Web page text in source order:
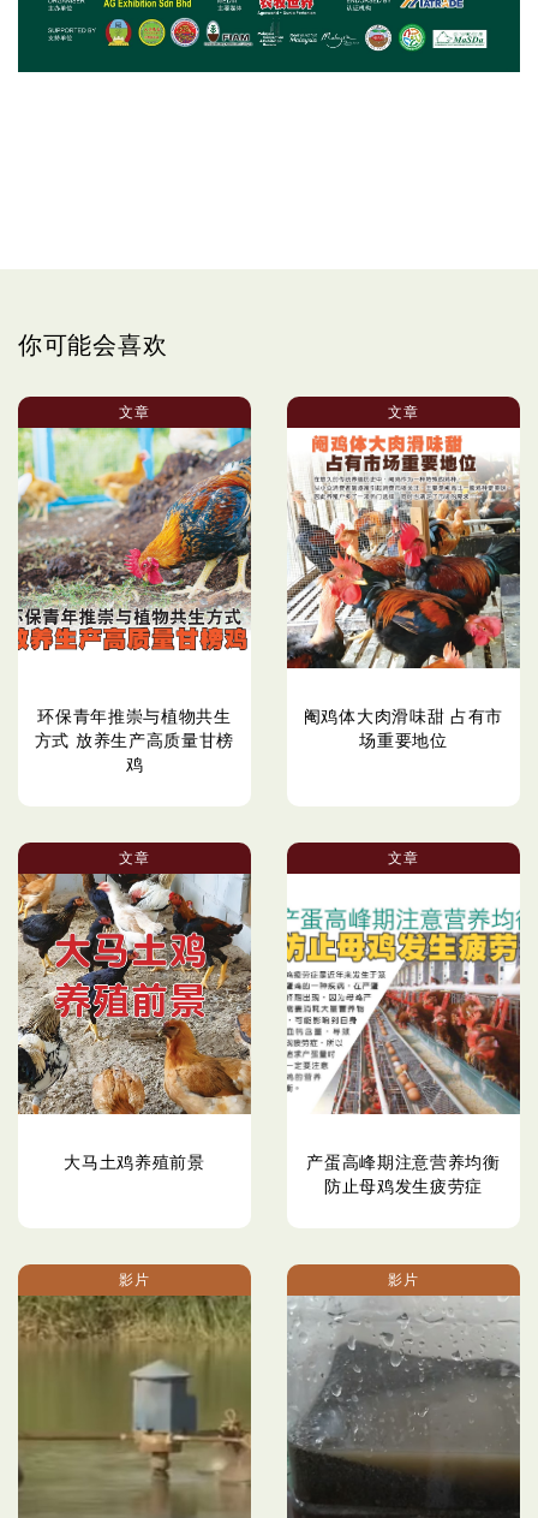
你可能会喜欢
文章
环保青年推崇与植物共生
方式 放养生产高质量甘榜
鸡
文章
阉鸡体大肉滑味甜 占有市
场重要地位
文章
大马土鸡养殖前景
文章
产蛋高峰期注意营养均衡
防止母鸡发生疲劳症
影片 影片